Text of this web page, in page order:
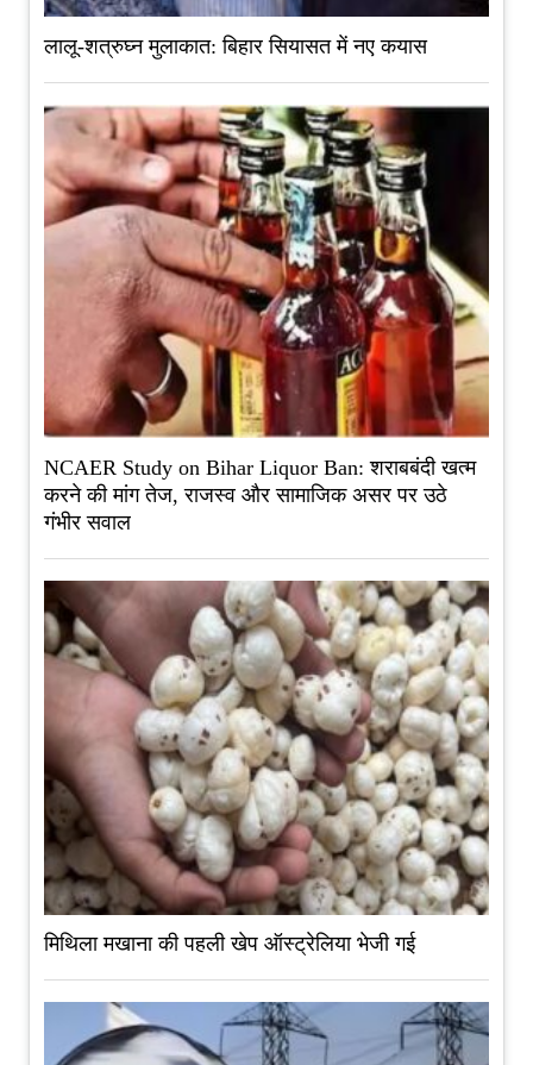
लालू-शत्रुघ्न मुलाकात: बिहार सियासत में नए कयास
NCAER Study on Bihar Liquor Ban: शराबबंदी खत्म
करने की मांग तेज, राजस्व और सामाजिक असर पर उठे
गंभीर सवाल
मिथिला मखाना की पहली खेप ऑस्ट्रेलिया भेजी गई